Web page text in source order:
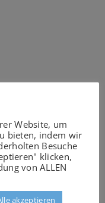
Website, um
bieten, indem wir
Besuche
klicken,
von ALLEN
akzeptieren